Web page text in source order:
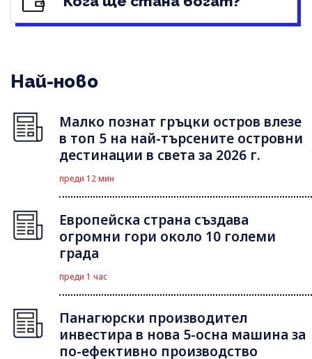
Най-ново
Малко познат гръцки остров влезе
в топ 5 на най-търсените островни
дестинации в света за 2026 г.
преди 12 мин
Европейска страна създава
огромни гори около 10 големи
града
преди 1 час
Панагюрски производител
инвестира в нова 5-осна машина за
по-ефективно производство